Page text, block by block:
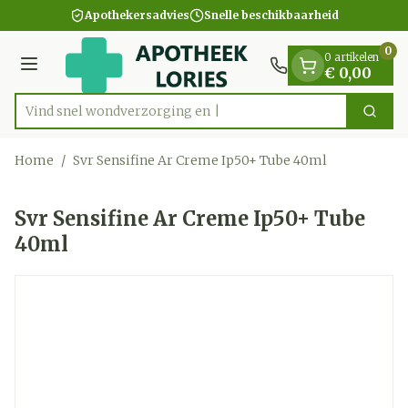
Ga naar de inhoudApothekersadvies Snelle beschikbaarheid
Menu
Product, merk, categorie...
Vind snel wondverzo Zoek
0 artikelen
€ 0,00
0
Home / Svr Sensifine Ar Creme Ip50+ Tube 40ml
Svr Sensifine Ar Creme Ip50+ Tube
40ml